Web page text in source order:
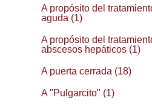
A propósito del
aguda (1)
A propósito del
abscesos hepáticos (1)
A puerta cerrada (18)
A "Pulgarcito" (1)